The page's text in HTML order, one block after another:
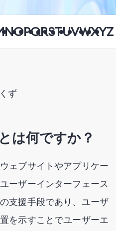
NOPQRSTUVWXYZ
ず
は何ですか？
ェブサイトやアプリケー
ーザーインターフェース
支援手段であり、ユーザ
を示すことでユーザーエ